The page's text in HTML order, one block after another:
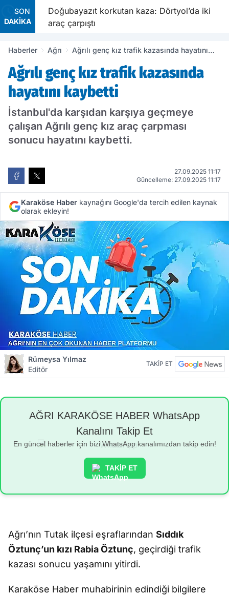
SON
DAKİKA
Doğubayazıt korkutan kaza: Dörtyol’da iki
araç çarpıştı
Haberler Ağrı
Ağrılı genç kız trafik kazasında hayatını
Ağrılı genç kız trafik kazasında
hayatını kaybetti
İstanbul'da karşıdan karşıya geçmeye
çalışan Ağrılı genç kız araç çarpması
sonucu hayatını kaybetti.
27.09.2025 11:17
Güncelleme: 27.09.2025 11:17
Karaköse Haber kaynağını Google'da tercih edilen kaynak
olarak ekleyin!
Rümeysa Yılmaz
Editör
TAKİP ET
AĞRI KARAKÖSE HABER WhatsApp
Kanalını Takip Et
En güncel haberler için bizi WhatsApp kanalımızdan takip edin!
TAKİP ET
Ağrı’nın Tutak ilçesi eşraflarından Sıddık
Öztunç’un kızı Rabia Öztunç, geçirdiği trafik
kazası sonucu yaşamını yitirdi.
Karaköse Haber muhabirinin edindiği bilgilere